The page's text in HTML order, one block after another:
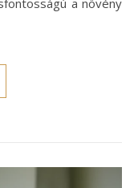
a növény